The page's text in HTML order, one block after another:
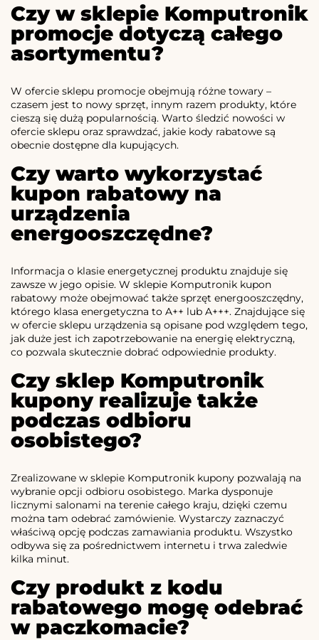
Czy w sklepie Komputronik
promocje dotyczą całego
asortymentu?
W ofercie sklepu promocje obejmują różne towary –
czasem jest to nowy sprzęt, innym razem produkty, które
cieszą się dużą popularnością. Warto śledzić nowości w
ofercie sklepu oraz sprawdzać, jakie kody rabatowe są
obecnie dostępne dla kupujących.
Czy warto wykorzystać
kupon rabatowy na
urządzenia
energooszczędne?
Informacja o klasie energetycznej produktu znajduje się
zawsze w jego opisie. W sklepie Komputronik kupon
rabatowy może obejmować także sprzęt energooszczędny,
którego klasa energetyczna to A++ lub A+++. Znajdujące się
w ofercie sklepu urządzenia są opisane pod względem tego,
jak duże jest ich zapotrzebowanie na energię elektryczną,
co pozwala skutecznie dobrać odpowiednie produkty.
Czy sklep Komputronik
kupony realizuje także
podczas odbioru
osobistego?
Zrealizowane w sklepie Komputronik kupony pozwalają na
wybranie opcji odbioru osobistego. Marka dysponuje
licznymi salonami na terenie całego kraju, dzięki czemu
można tam odebrać zamówienie. Wystarczy zaznaczyć
właściwą opcję podczas zamawiania produktu. Wszystko
odbywa się za pośrednictwem internetu i trwa zaledwie
kilka minut.
Czy produkt z kodu
rabatowego mogę odebrać
w paczkomacie?